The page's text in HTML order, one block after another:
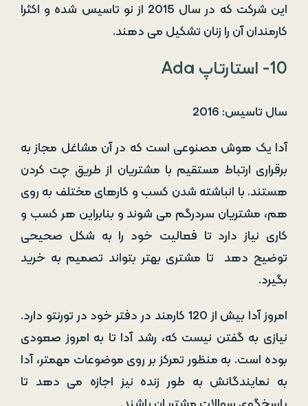
این شرکت که در سال 2015 از نو تاسیس شده و اکثرا
کارمندان آن را زنان تشکیل می دهند.
10- استارتاپ Ada
سال تاسیس: 2016
آدا یک هوش مصنوعی است که در آن مشاغل مجاز به
برقراری ارتباط مستقیم با مشتریان از طریق چت کردن
هستند. با انباشته شدن کسب و کارهای مختلف به روی
هم، مشتریان سردرگم می شوند و بنابراین هر کسب و
کاری نیاز دارد تا فعالیت خود را به شکل صحیحی
توضیح دهد تا مشتری بهتر بتواند تصمیم به خرید
بگیرد.
امروز آدا بیش از 120 کارمند در دفتر خود در تورنتو دارد.
نیازی به گفتن نیست که، رشد آدا تا به امروز صعودی
بوده است. به منظور تمرکز بر روی موضوعات مهمتر، آدا
به نمایندگانش به طور زنده نیز اجازه می دهد تا